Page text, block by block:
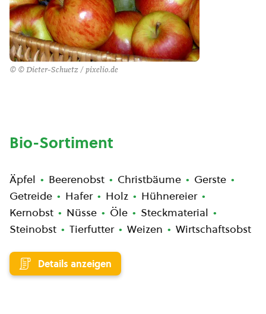
© © Dieter-Schuetz / pixelio.de
Bio-Sortiment
Äpfel Beerenobst Christbäume
Gerste
Getreide
Hafer Holz
Hühnereier
Kernobst
Nüsse Öle
Steckmaterial
Steinobst
Tierfutter Weizen Wirtschaftsobst
Details anzeigen